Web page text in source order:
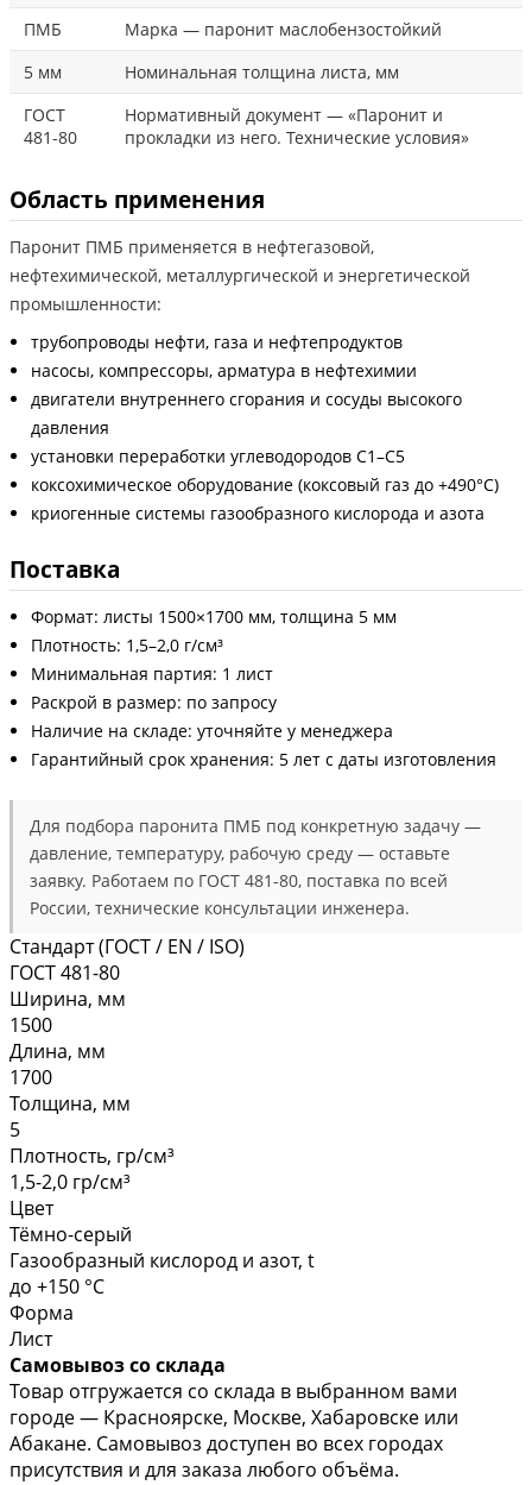
ПМБ
Марка — паронит маслобензостойкий
5 мм
Номинальная толщина листа, мм
ГОСТ
481-80
Нормативный документ — «Паронит и
прокладки из него. Технические условия»
Область применения
Паронит ПМБ применяется в нефтегазовой,
нефтехимической, металлургической и энергетической
промышленности:
трубопроводы нефти, газа и нефтепродуктов
насосы, компрессоры, арматура в нефтехимии
двигатели внутреннего сгорания и сосуды высокого
давления
установки переработки углеводородов C1–C5
коксохимическое оборудование (коксовый газ до +490°С)
криогенные системы газообразного кислорода и азота
Поставка
Формат: листы 1500×1700 мм, толщина 5 мм
Плотность: 1,5–2,0 г/см³
Минимальная партия: 1 лист
Раскрой в размер: по запросу
Наличие на складе: уточняйте у менеджера
Гарантийный срок хранения: 5 лет с даты изготовления
Для подбора паронита ПМБ под конкретную задачу —
давление, температуру, рабочую среду — оставьте
заявку. Работаем по ГОСТ 481-80, поставка по всей
России, технические консультации инженера.
Стандарт (ГОСТ / EN / ISO)
ГОСТ 481-80
Ширина, мм
1500
Длина, мм
1700
Толщина, мм
5
Плотность, гр/см³
1,5-2,0 гр/см³
Цвет
Тёмно-серый
Газообразный кислород и азот, t
до +150 °C
Форма
Лист
Самовывоз со склада
Товар отгружается со склада в выбранном вами
городе — Красноярске, Москве, Хабаровске или
Абакане. Самовывоз доступен во всех городах
присутствия и для заказа любого объёма.